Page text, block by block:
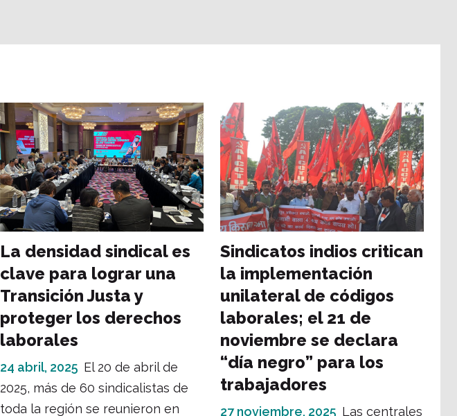
La densidad sindical es
clave para lograr una
Transición Justa y
proteger los derechos
laborales
24 abril, 2025 El 20 de abril de
2025, más de 60 sindicalistas de
toda la región se reunieron en
Sindicatos indios critican
la implementación
unilateral de códigos
laborales; el 21 de
noviembre se declara
“día negro” para los
trabajadores
27 noviembre, 2025 Las centrales